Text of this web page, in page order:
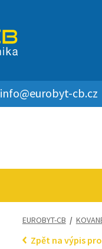
info@eurobyt-cb.cz
EUROBYT-CB /
Zpět na výpis